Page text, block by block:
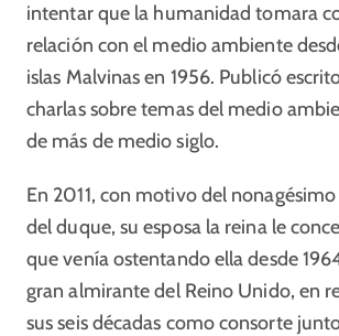
intentar que la humanidad tomara
relación con el medio ambiente
islas Malvinas en 1956. Publicó
charlas sobre temas del medio
de más de medio siglo.
En 2011, con motivo del
del duque, su esposa la reina le
que venía ostentando ella desde
gran almirante del Reino Unido, en
sus seis décadas como consorte